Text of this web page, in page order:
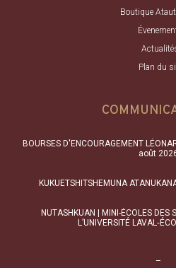
Boutique
Plan du
BOURSES D'ENCOURAGEMENT
août
KUKUETSHITSHEMUNA
NUTASHKUAN | MINI-ÉCOLES DES
L’UNIVERSITÉ
–